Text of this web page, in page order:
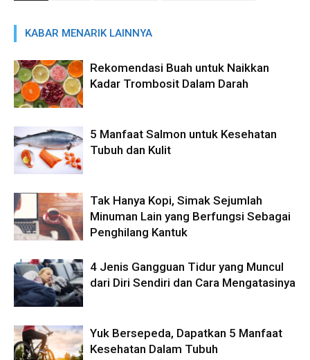
KABAR MENARIK LAINNYA
Rekomendasi Buah untuk Naikkan
Kadar Trombosit Dalam Darah
5 Manfaat Salmon untuk Kesehatan
Tubuh dan Kulit
Tak Hanya Kopi, Simak Sejumlah
Minuman Lain yang Berfungsi Sebagai
Penghilang Kantuk
4 Jenis Gangguan Tidur yang Muncul
dari Diri Sendiri dan Cara Mengatasinya
Yuk Bersepeda, Dapatkan 5 Manfaat
Kesehatan Dalam Tubuh